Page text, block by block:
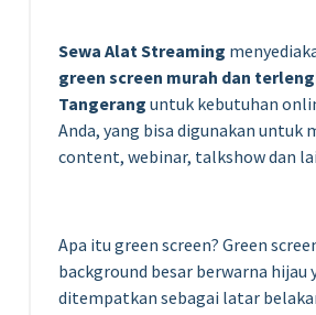
Sewa Alat Streaming
green screen murah dan
Tangerang untuk kebutuhan
Anda, yang bisa digunakan untuk
content, webinar, talkshow dan
Apa itu green screen? Green
background besar berwarna hijau
ditempatkan sebagai latar